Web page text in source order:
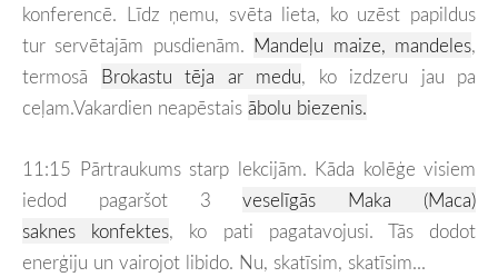
konferencē. Līdz ņemu, svēta lieta, ko uzēst papildus
tur servētajām pusdienām. Mandeļu maize, mandeles,
termosā Brokastu tēja ar medu, ko izdzeru jau pa
ceļam.Vakardien neapēstais ābolu biezenis.
11:15 Pārtraukums starp lekcijām. Kāda kolēģe visiem
iedod pagaršot 3veselīgās Maka (Maca)
saknes konfektes, ko pati pagatavojusi. Tās dodot
enerģiju un vairojot libido. Nu, skatīsim, skatīsim...